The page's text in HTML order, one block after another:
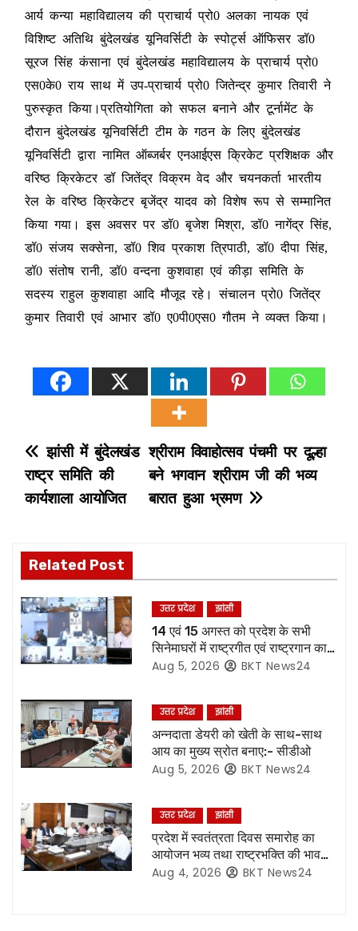
आर्य कन्या महाविद्यालय की प्राचार्य प्रो0 अलका नायक एवं
विशिष्ट अतिथि बुंदेलखंड यूनिवर्सिटी के स्पोर्ट्स ऑफिसर डॉ0
सूरज सिंह कंसाना एवं बुंदेलखंड महाविद्यालय के प्राचार्य प्रो0
एस0के0 राय साथ में उप-प्राचार्य प्रो0 जितेन्द्र कुमार तिवारी ने
पुरुस्कृत किया।प्रतियोगिता को सफल बनाने और टूर्नामेंट के
दौरान बुंदेलखंड यूनिवर्सिटी टीम के गठन के लिए बुंदेलखंड
यूनिवर्सिटी द्वारा नामित ऑब्जर्बर एनआईएस क्रिकेट प्रशिक्षक और
वरिष्ठ क्रिकेटर डॉ जितेंद्र विक्रम वेद और चयनकर्ता भारतीय
रेल के वरिष्ठ क्रिकेटर बृजेंद्र यादव को विशेष रूप से सम्मानित
किया गया। इस अवसर पर डॉ0 बृजेश मिश्रा, डॉ0 नागेंद्र सिंह,
डॉ0 संजय सक्सेना, डॉ0 शिव प्रकाश त्रिपाठी, डॉ0 दीपा सिंह,
डॉ0 संतोष रानी, डॉ0 वन्दना कुशवाहा एवं कीड़ा समिति के
सदस्य राहुल कुशवाहा आदि मौजूद रहे। संचालन प्रो0 जितेंद्र
कुमार तिवारी एवं आभार डॉ0 ए0पी0एस0 गौतम ने व्यक्त किया।
P
o
t
n
a
v
i
g
a
i
o
श्रीराम विवाहोत्सव पंचमी पर दूल्हा
बने भगवान श्रीराम जी की भव्य
बारात हुआ भ्रमण
झांसी में बुंदेलखंड
राष्ट्र समिति की
कार्यशाला आयोजित
Related Post
उत्तर प्रदेश झांसी
14 एवं 15 अगस्त को प्रदेश के सभी
सिनेमाघरों में राष्ट्रगीत एवं राष्ट्रगान का
हो अनिवार्य प्रसारण:- मुख्य सचिव*
Aug 5, 2026 BKT News24
उत्तर प्रदेश झांसी
अन्नदाता डेयरी को खेती के साथ-साथ
आय का मुख्य स्रोत बनाए:- सीडीओ
Aug 5, 2026 BKT News24
उत्तर प्रदेश झांसी
प्रदेश में स्वतंत्रता दिवस समारोह का
आयोजन भव्य तथा राष्ट्रभक्ति की भावना
से हो परिपूर्ण:- मुख्य सचिव*
Aug 4, 2026 BKT News24